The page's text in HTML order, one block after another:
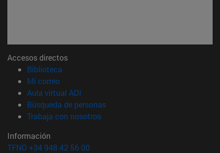
Accesos directos
Biblioteca
Mi correo(abre en nueva ventana)
Aula virtual ADI
Búsqueda de personas(abre en nueva ventana)
Trabaja con nosotros(abre en nueva ventana)
Información
TFNO +34 948 42 56 00